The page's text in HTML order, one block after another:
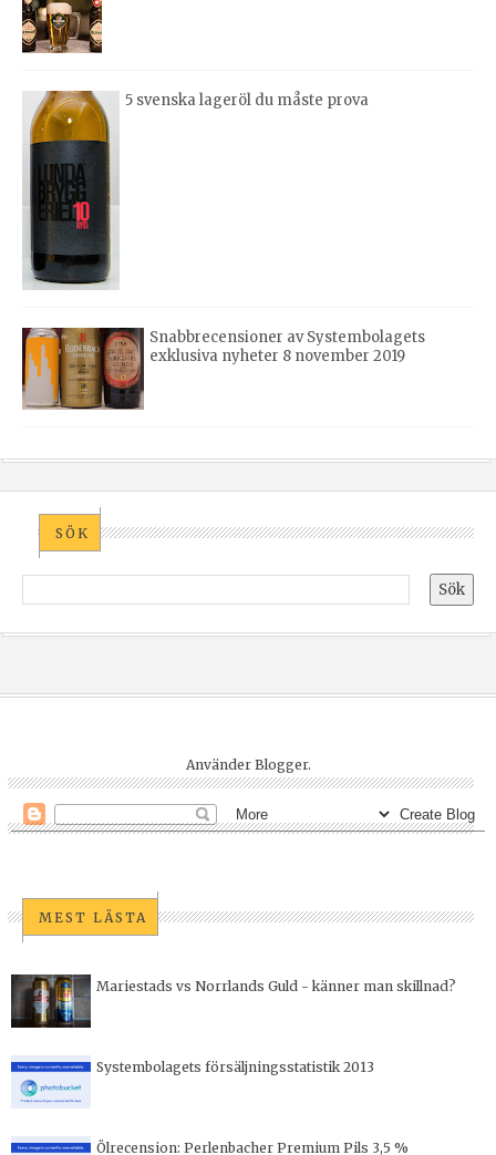
5 svenska lageröl du måste prova
Snabbrecensioner av Systembolagets
exklusiva nyheter 8 november 2019
SÖK
Använder Blogger.
MEST LÄSTA
Mariestads vs Norrlands Guld - känner man skillnad?
Systembolagets försäljningsstatistik 2013
Ölrecension: Perlenbacher Premium Pils 3,5 %